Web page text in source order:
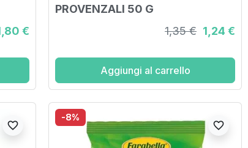
€
PROVENZALI 50 G
1,35 € 1,24 €
Aggiungi al carrello
favorite_border
-8%
favorite_border